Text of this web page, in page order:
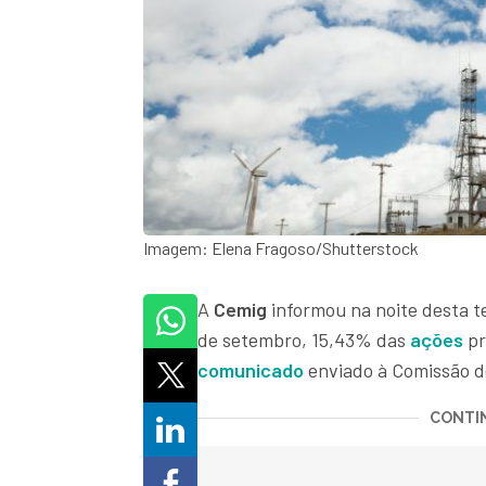
Imagem: Elena Fragoso/Shutterstock
A Cemig informou na noite desta
de setembro, 15,43% das ações
comunicado enviado à Comissão